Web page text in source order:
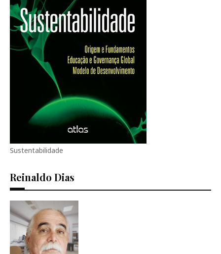
Sustentabilidade
Reinaldo Dias